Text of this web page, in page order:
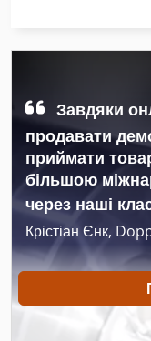
Tip
Tur 560
Вирізати До
Візки
Деревини
Довго Хороший
Завдяки
продавати
приймати
більшою
через наші
Крістіан Єнк,